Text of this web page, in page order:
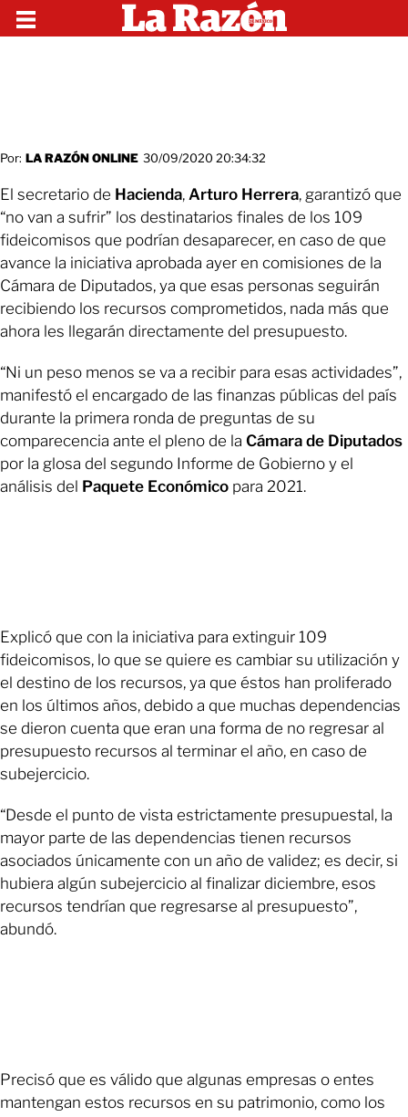
Por: LA RAZÓN ONLINE 30/09/2020 20:34:32
El secretario de Hacienda, Arturo Herrera, garantizó que
“no van a sufrir” los destinatarios finales de los 109
fideicomisos que podrían desaparecer, en caso de que
avance la iniciativa aprobada ayer en comisiones de la
Cámara de Diputados, ya que esas personas seguirán
recibiendo los recursos comprometidos, nada más que
ahora les llegarán directamente del presupuesto.
“Ni un peso menos se va a recibir para esas actividades”,
manifestó el encargado de las finanzas públicas del país
durante la primera ronda de preguntas de su
comparecencia ante el pleno de la Cámara de Diputados
por la glosa del segundo Informe de Gobierno y el
análisis del Paquete Económico para 2021.
Explicó que con la iniciativa para extinguir 109
fideicomisos, lo que se quiere es cambiar su utilización y
el destino de los recursos, ya que éstos han proliferado
en los últimos años, debido a que muchas dependencias
se dieron cuenta que eran una forma de no regresar al
presupuesto recursos al terminar el año, en caso de
subejercicio.
“Desde el punto de vista estrictamente presupuestal, la
mayor parte de las dependencias tienen recursos
asociados únicamente con un año de validez; es decir, si
hubiera algún subejercicio al finalizar diciembre, esos
recursos tendrían que regresarse al presupuesto”,
abundó.
Precisó que es válido que algunas empresas o entes
mantengan estos recursos en su patrimonio, como los